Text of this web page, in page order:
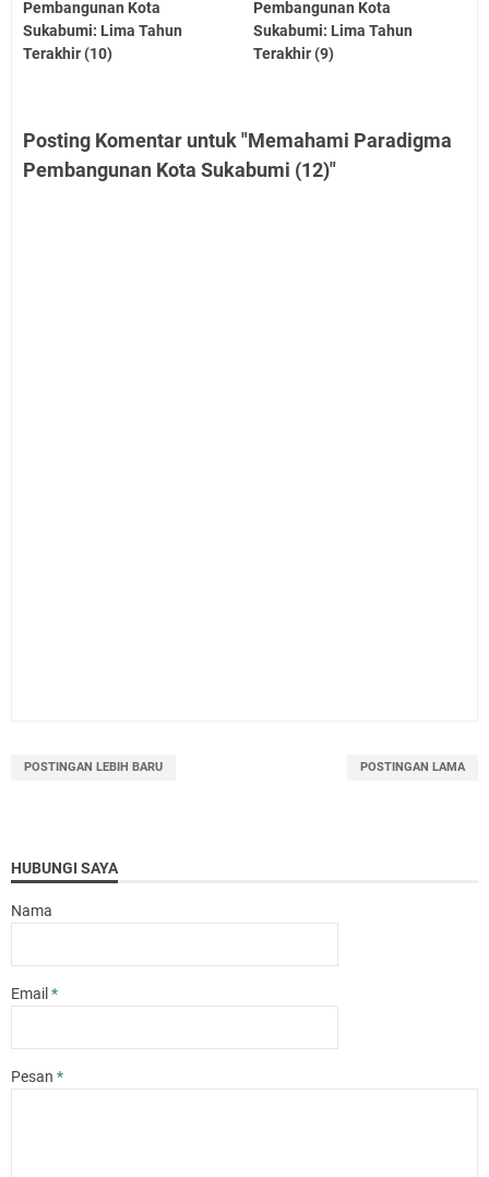
Pembangunan Kota
Sukabumi: Lima Tahun
Terakhir (10)
Pembangunan Kota
Sukabumi: Lima Tahun
Terakhir (9)
Posting Komentar untuk "Memahami Paradigma
Pembangunan Kota Sukabumi (12)"
POSTINGAN LEBIH BARU POSTINGAN LAMA
HUBUNGI SAYA
Nama
Email *
Pesan *